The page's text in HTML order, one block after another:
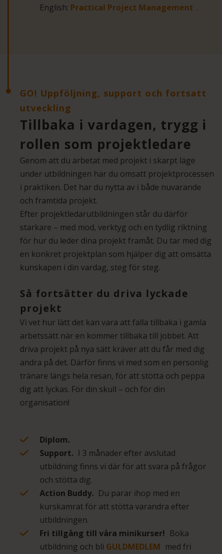
English: Practical Project Management .
GO! Uppföljning, support och fortsatt
utveckling
Tillbaka i vardagen, trygg i
rollen som projektledare
Genom att du arbetat med projekt i skarpt läge
under utbildningen har du omsatt projektprocessen
i praktiken. Det har du nytta av i både nuvarande
och framtida projekt.
Efter projektledarutbildningen står du därför
starkare – med mod, verktyg och en tydlig riktning
för hur du leder dina projekt framåt. Du tar med dig
en konkret projektplan som hjälper dig att omsätta
kunskapen i din vardag, steg för steg.
Så fortsätter du driva lyckade
projekt
Vi vet hur lätt det kan vara att falla tillbaka i gamla
arbetssätt när en kommer tillbaka till jobbet. Att
driva projekt på nya sätt kräver att du får med dig
andra på det. Därför finns vi med som en personlig
tränare längs hela resan, för att stötta och peppa
dig att lyckas. För din skull – och för din
organisation!
Diplom.
Support. I 3 månader efter avslutad
utbildning finns vi där för att svara på frågor
och stötta dig.
Action Buddy. Du parar ihop med en
kurskamrat för att stötta varandra efter
utbildningen.
Fri tillgång till våra minikurser! Boka
utbildning och bli GULDMEDLEM med fri